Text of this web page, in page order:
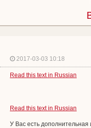
2017-03-03 10:18
Read this text in Russian
Read this text in Russian
У Вас есть